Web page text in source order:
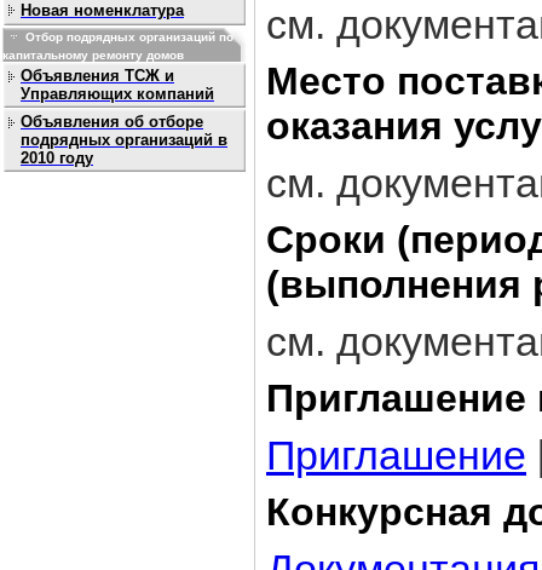
Новая номенклатура
Отбор подрядных организаций по
капитальному ремонту домов
Объявления ТСЖ и
Управляющих компаний
Объявления об отборе
подрядных организаций в
2010 году
см.
Место
оказания
см.
Сроки
(выполнения
см.
Приглашение
Приглашение
Конкурсная